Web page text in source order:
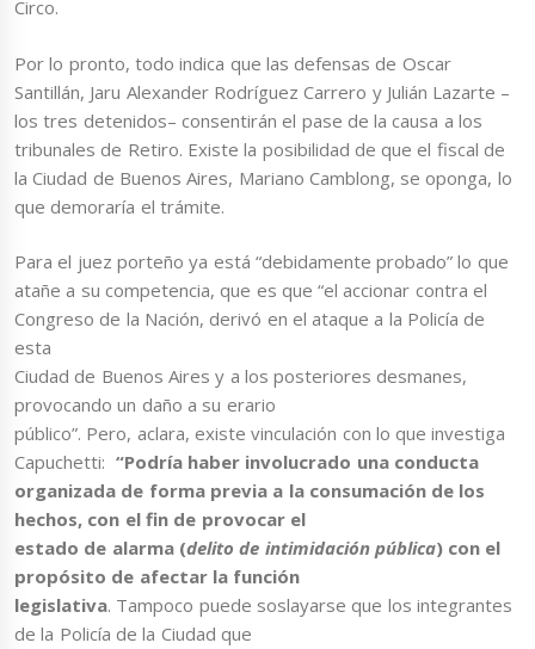
Circo.
Por lo pronto, todo indica que las defensas de Oscar
Santillán, Jaru Alexander Rodríguez Carrero y Julián Lazarte –
los tres detenidos– consentirán el pase de la causa a los
tribunales de Retiro. Existe la posibilidad de que el fiscal de
la Ciudad de Buenos Aires, Mariano Camblong, se oponga, lo
que demoraría el trámite.
Para el juez porteño ya está “debidamente probado” lo que
atañe a su competencia, que es que “el accionar contra el
Congreso de la Nación, derivó en el ataque a la Policía de
esta
Ciudad de Buenos Aires y a los posteriores desmanes,
provocando un daño a su erario
público”. Pero, aclara, existe vinculación con lo que investiga
Capuchetti: “Podría haber involucrado una conducta
organizada de forma previa a la consumación de los
hechos, con el fin de provocar el
estado de alarma (delito de intimidación pública) con el
propósito de afectar la función
legislativa. Tampoco puede soslayarse que los integrantes
de la Policía de la Ciudad que